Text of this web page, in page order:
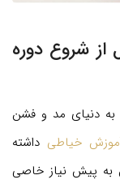
از شروع دوره
به دنیای مد و فشن
خیاطی داشته
به پیش نیاز خاصی